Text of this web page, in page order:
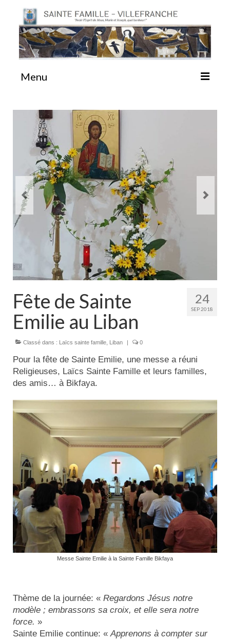
Menu
#87 (pas de titre)
Sainte Emilie
La Congrégation
La Maison-Mère
Actualités
Tutelle
24
SEP 2018
Fête de Sainte
Emilie au Liban
Classé dans : Laïcs sainte famille Liban | 0
Pour la fête de Sainte Emilie, une messe a réuni
Religieuses, Laïcs Sainte Famille et leurs familles,
des amis… à Bikfaya.
Messe Sainte Emilie à la Sainte Famille Bikfaya
Thème de la journée: « Regardons Jésus notre
modèle ; embrassons sa croix, et elle sera notre
force. »
Sainte Emilie continue: «Apprenons à compter sur